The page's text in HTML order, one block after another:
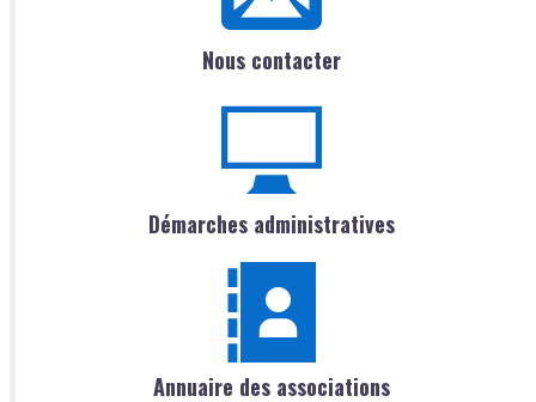
Nous contacter
Démarches administratives
Annuaire des associations